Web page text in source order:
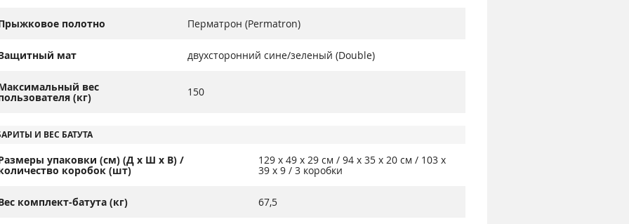
полотно Перматрон (Permatron)
мат двухсторонний сине/зеленый (Double)
вес
(кг) 150
И ВЕС БАТУТА
упаковки (см) (Д х Ш х В) /
коробок (шт)
129 х 49 х 29 см / 94 х 35 х 20 см / 103 х
39 х 9 / 3 коробки
комплект-батута (кг) 67,5